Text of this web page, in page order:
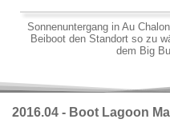
Sonnenuntergang in Au
Beiboot den Standort so zu
dem Big
2016.04 - Boot Lagoon